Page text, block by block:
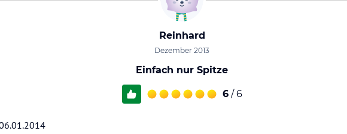
Reinhard
Dezember 2013
Einfach nur Spitze
6 / 6